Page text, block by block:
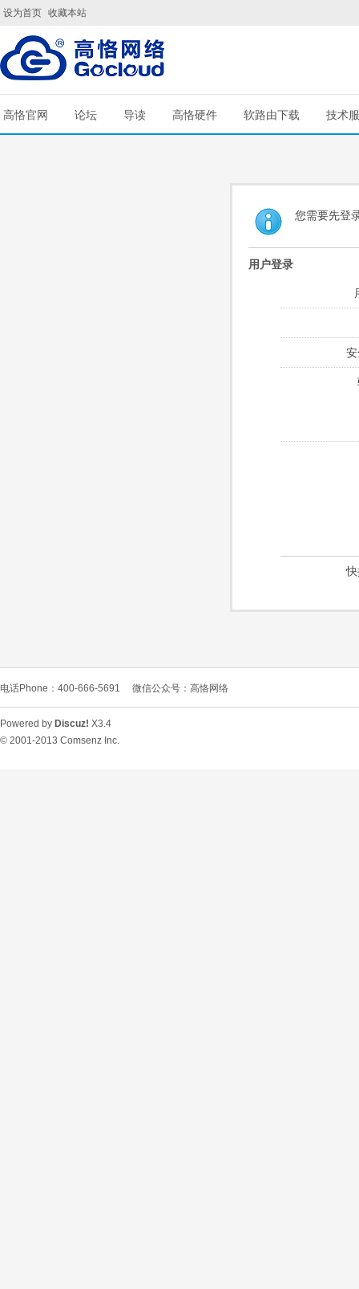
设为首页 收藏本站
高恪官网 论坛 导读 高恪硬件 软路由下载 技术
您需要先登
用户登录
电话Phone：400-666-5691 微信公众号：高恪网络
Powered by Discuz! X3.4
© 2001-2013 Comsenz Inc.